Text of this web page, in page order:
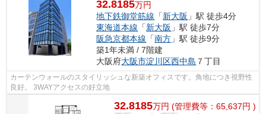
32.8185万円
地下鉄御堂筋線 「新大阪 」駅 徒歩4分
東海道本線 「新大阪 」駅 徒歩7分
阪急京都本線 「南方 」駅 徒歩9分
築1年未満 / 7階建
大阪府大阪市淀川区西中島 ７丁目
カーテンウォールのスタイリッシュな新築オフィスです。角地につき視野性
良好。 3WAYアクセスの好立地
32.8185万円 (管理費等：65,637円 )